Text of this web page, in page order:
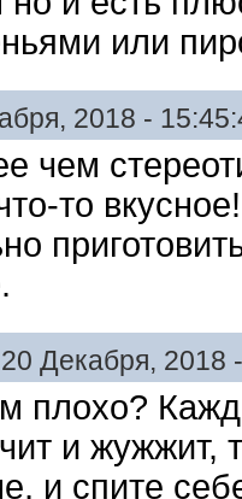
или
2018 -
чем
то
Декабря, 2018
плохо?
и жужжит,
и спите